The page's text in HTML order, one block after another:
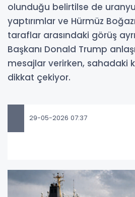
olunduğu belirtilse de
yaptırımlar ve Hürmüz
taraflar arasındaki görüş
Başkanı Donald Trump
mesajlar verirken, sahadaki
dikkat çekiyor.
29-05-2026 07:37